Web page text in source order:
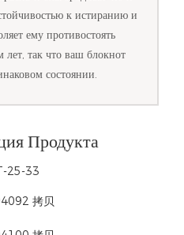
к истиранию и
ему противостоять
так что ваш блокнот
состоянии.
Продукта